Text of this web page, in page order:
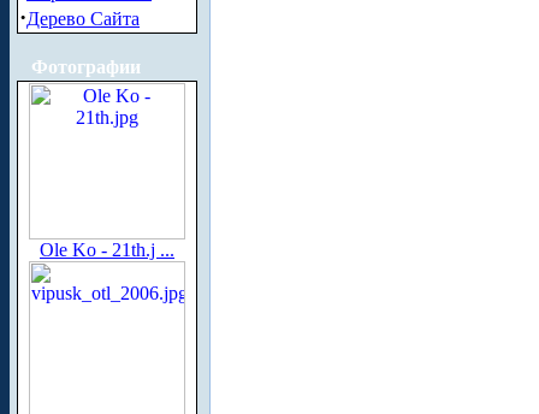
·Дерево Сайта
Фотографии
Ole Ko - 21th.j ...